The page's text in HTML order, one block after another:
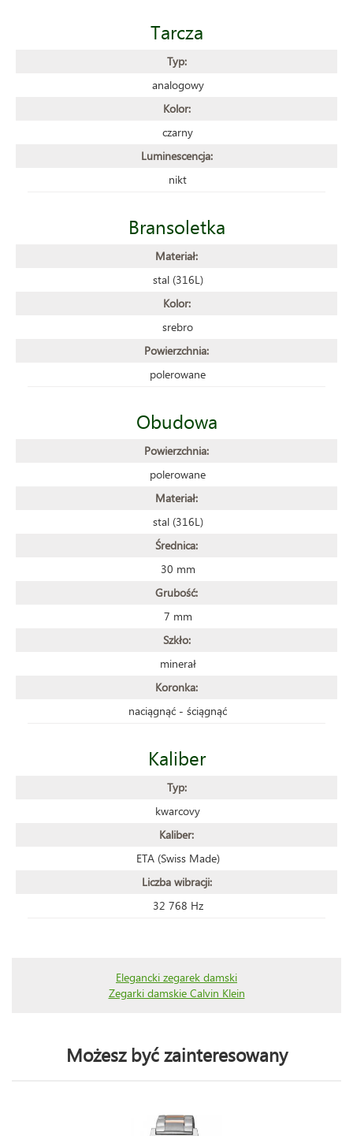
Tarcza
Typ:
analogowy
Kolor:
czarny
Luminescencja:
nikt
Bransoletka
Materiał:
stal (316L)
Kolor:
srebro
Powierzchnia:
polerowane
Obudowa
Powierzchnia:
polerowane
Materiał:
stal (316L)
Średnica:
30 mm
Grubość:
7 mm
Szkło:
minerał
Koronka:
naciągnąć - ściągnąć
Kaliber
Typ:
kwarcovy
Kaliber:
ETA (Swiss Made)
Liczba wibracji:
32 768 Hz
Elegancki zegarek damski
Zegarki damskie Calvin Klein
Możesz być zainteresowany